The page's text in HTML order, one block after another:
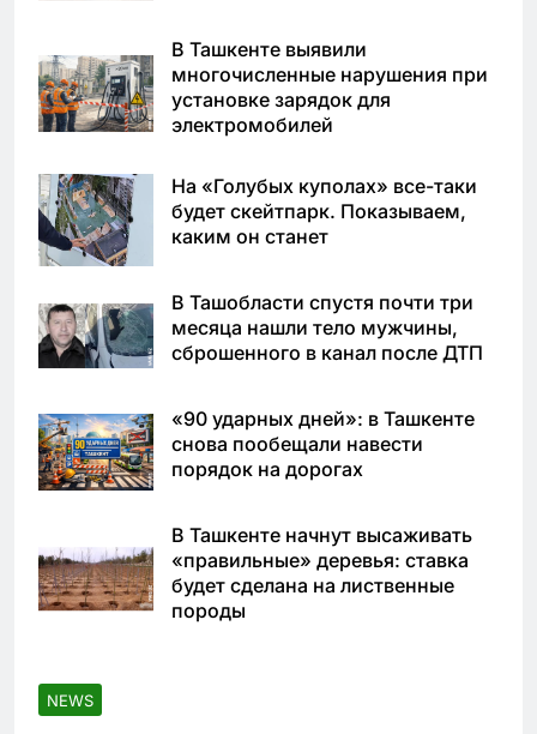
В Ташкенте выявили
многочисленные нарушения при
установке зарядок для
электромобилей
На «Голубых куполах» все-таки
будет скейтпарк. Показываем,
каким он станет
В Ташобласти спустя почти три
месяца нашли тело мужчины,
сброшенного в канал после ДТП
«90 ударных дней»: в Ташкенте
снова пообещали навести
порядок на дорогах
В Ташкенте начнут высаживать
«правильные» деревья: ставка
будет сделана на лиственные
породы
NEWS